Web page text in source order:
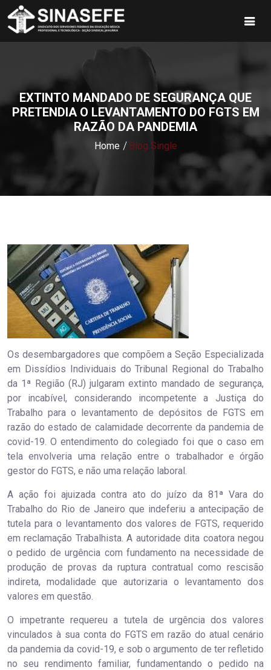
EXTINTO MANDADO DE SEGURANÇA QUE
PRETENDIA O LEVANTAMENTO DO FGTS EM
RAZÃO DA PANDEMIA
Home Blog Single
Os desembargadores que compõem a Seção Especializada
em Dissídios Individuais do Tribunal Regional do Trabalho
da 1ª Região (RJ) julgaram extinto mandado de segurança,
por incabível, considerando incompetente a Justiça do
Trabalho para o levantamento de depósitos de FGTS em
razão do estado de calamidade decorrente da pandemia de
covid-19. O entendimento do colegiado foi que o caso em
tela envolveria uma relação entre o trabalhador e órgão
gestor do FGTS, e não uma relação laboral.
A ação foi ajuizada contra ato do juízo da 81ª Vara do
Trabalho do Rio de Janeiro que indeferiu a antecipação de
tutela para o levantamento dos valores de FGTS, requerido
em reclamação Trabalhista. A autoridade dita coatora negou
o pedido de urgência com fundamento na necessidade de
produção de provas da ruptura contratual como rescisão
indireta, modalidade que autorizaria o levantamento dos
valores em questão.
O impetrante requereu a tutela de urgência dos valores
vinculados à sua conta do FGTS em razão do atual cenário
da pandemia da covid-19, e sob o argumento de ter refletido
no seu rendimento familiar, fundamentando o pedido na